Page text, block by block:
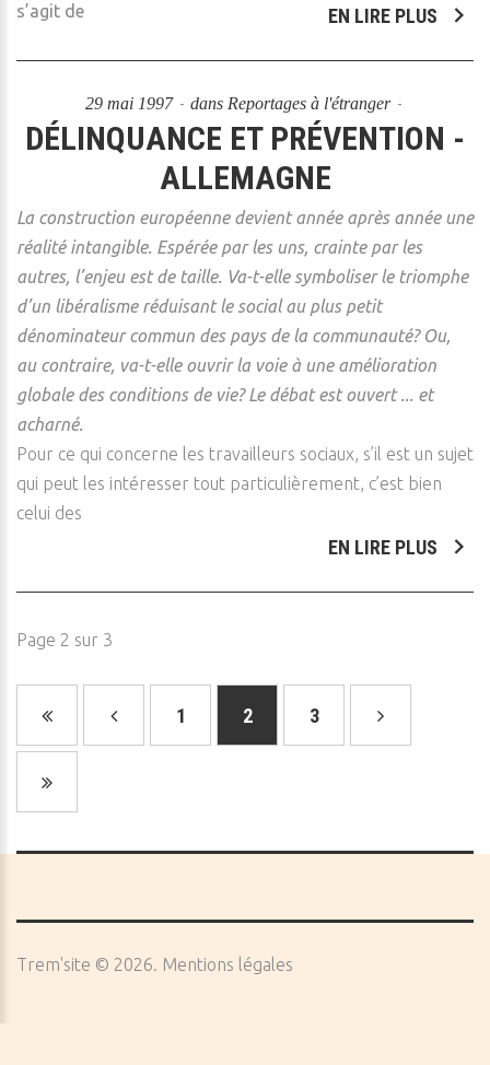
s’agit de
EN LIRE PLUS
29 mai 1997 dans Reportages à l'étranger
DÉLINQUANCE ET PRÉVENTION -
ALLEMAGNE
La construction européenne devient année après année une
réalité intangible. Espérée par les uns, crainte par les
autres, l’enjeu est de taille. Va-t-elle symboliser le triomphe
d’un libéralisme réduisant le social au plus petit
dénominateur commun des pays de la communauté? Ou,
au contraire, va-t-elle ouvrir la voie à une amélioration
globale des conditions de vie? Le débat est ouvert ... et
acharné.
Pour ce qui concerne les travailleurs sociaux, s’il est un sujet
qui peut les intéresser tout particulièrement, c’est bien
celui des
EN LIRE PLUS
Page 2 sur 3
1 2 3
Trem'site © 2026 Mentions légales